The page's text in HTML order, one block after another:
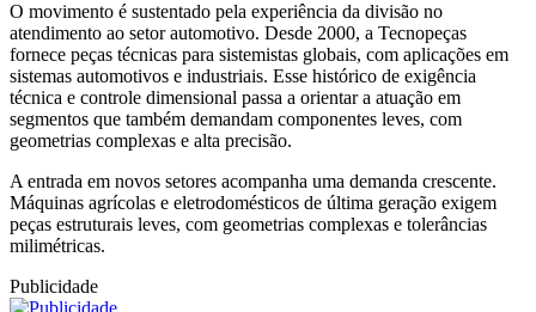
O movimento é sustentado pela experiência da divisão no
atendimento ao setor automotivo. Desde 2000, a Tecnopeças
fornece peças técnicas para sistemistas globais, com aplicações em
sistemas automotivos e industriais. Esse histórico de exigência
técnica e controle dimensional passa a orientar a atuação em
segmentos que também demandam componentes leves, com
geometrias complexas e alta precisão.
A entrada em novos setores acompanha uma demanda crescente.
Máquinas agrícolas e eletrodomésticos de última geração exigem
peças estruturais leves, com geometrias complexas e tolerâncias
milimétricas.
Publicidade